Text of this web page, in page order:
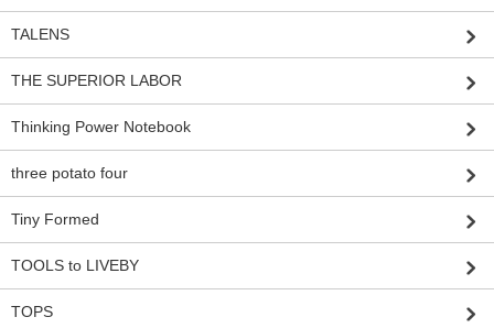
TALENS
THE SUPERIOR LABOR
Thinking Power Notebook
three potato four
Tiny Formed
TOOLS to LIVEBY
TOPS